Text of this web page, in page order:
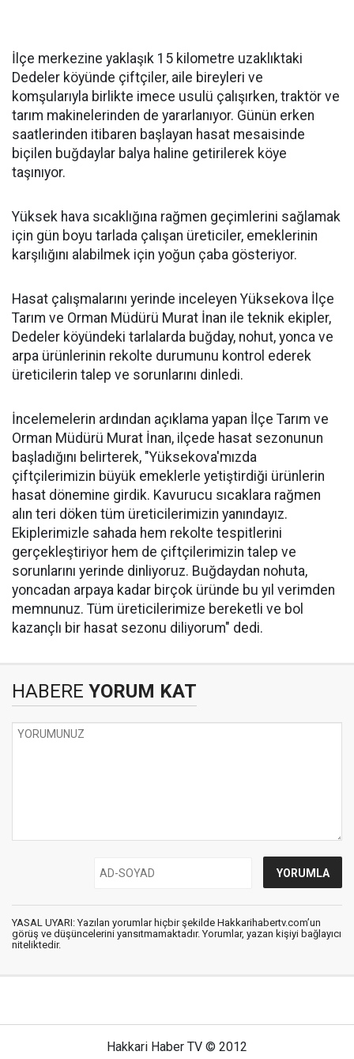
İlçe merkezine yaklaşık 15 kilometre uzaklıktaki
Dedeler köyünde çiftçiler, aile bireyleri ve
komşularıyla birlikte imece usulü çalışırken, traktör ve
tarım makinelerinden de yararlanıyor. Günün erken
saatlerinden itibaren başlayan hasat mesaisinde
biçilen buğdaylar balya haline getirilerek köye
taşınıyor.
Yüksek hava sıcaklığına rağmen geçimlerini sağlamak
için gün boyu tarlada çalışan üreticiler, emeklerinin
karşılığını alabilmek için yoğun çaba gösteriyor.
Hasat çalışmalarını yerinde inceleyen Yüksekova İlçe
Tarım ve Orman Müdürü Murat İnan ile teknik ekipler,
Dedeler köyündeki tarlalarda buğday, nohut, yonca ve
arpa ürünlerinin rekolte durumunu kontrol ederek
üreticilerin talep ve sorunlarını dinledi.
İncelemelerin ardından açıklama yapan İlçe Tarım ve
Orman Müdürü Murat İnan, ilçede hasat sezonunun
başladığını belirterek, "Yüksekova'mızda
çiftçilerimizin büyük emeklerle yetiştirdiği ürünlerin
hasat dönemine girdik. Kavurucu sıcaklara rağmen
alın teri döken tüm üreticilerimizin yanındayız.
Ekiplerimizle sahada hem rekolte tespitlerini
gerçekleştiriyor hem de çiftçilerimizin talep ve
sorunlarını yerinde dinliyoruz. Buğdaydan nohuta,
yoncadan arpaya kadar birçok üründe bu yıl verimden
memnunuz. Tüm üreticilerimize bereketli ve bol
kazançlı bir hasat sezonu diliyorum" dedi.
HABERE YORUM KAT
YASAL UYARI: Yazılan yorumlar hiçbir şekilde Hakkarihabertv.com’un
görüş ve düşüncelerini yansıtmamaktadır. Yorumlar, yazan kişiyi bağlayıcı
niteliktedir.
Hakkari Haber TV © 2012